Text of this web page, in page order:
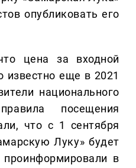
опубликовать его
цена за входной
известно еще в 2021
национального
посещения
что с 1 сентября
Луку» будет
в